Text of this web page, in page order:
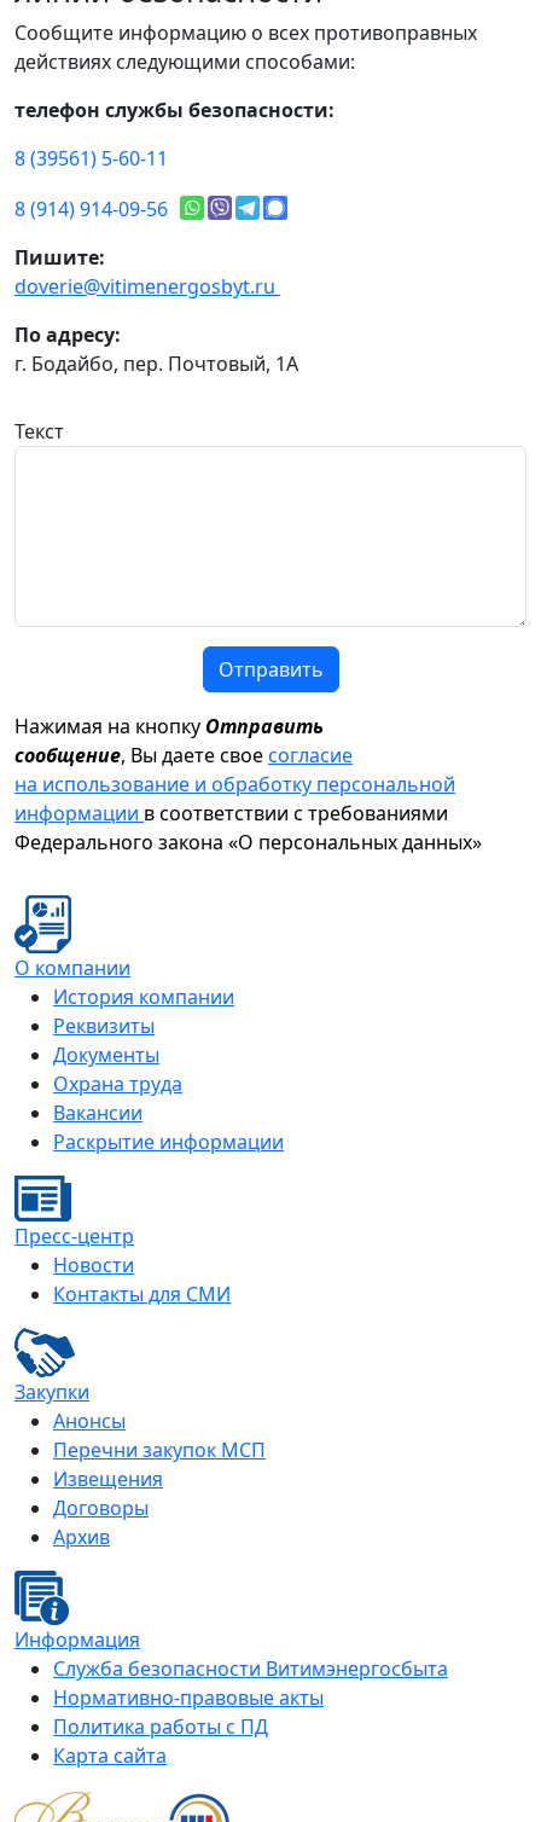
Сообщите информацию о всех противоправных
действиях следующими способами:
телефон службы безопасности:
8 (39561) 5-60-11
8 (914) 914-09-56
Пишите:
doverie@vitimenergosbyt.ru
По адресу:
г. Бодайбо, пер. Почтовый, 1А
Текст
Отправить
Нажимая на кнопку Отправить
сообщение, Вы даете своесогласие
на использование и обработку персональной
информации в соответствии с требованиями
Федерального закона «О персональных данных»
О компании
История компании
Реквизиты
Документы
Охрана труда
Вакансии
Раскрытие информации
Пресс-центр
Новости
Контакты для СМИ
Закупки
Анонсы
Перечни закупок МСП
Извещения
Договоры
Архив
Информация
Служба безопасности Витимэнергосбыта
Нормативно-правовые акты
Политика работы с ПД
Карта сайта